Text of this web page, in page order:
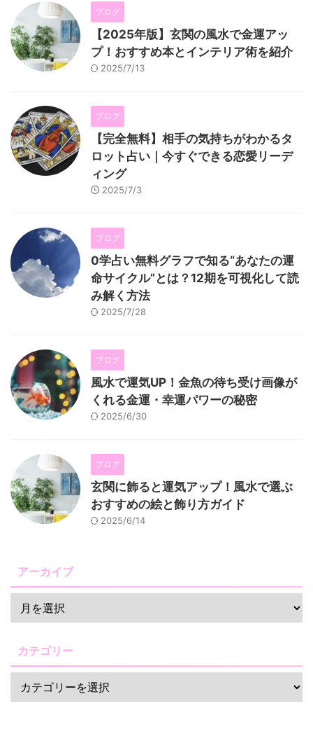
ブログ
【2025年版】玄関の風水で金運アッ
プ！おすすめ本とインテリア術を紹介
2025/7/13
ブログ
【完全無料】相手の気持ちがわかるタ
ロット占い｜今すぐできる恋愛リーデ
ィング
2025/7/3
ブログ
0学占い無料グラフで知る“あなたの運
命サイクル”とは？12期を可視化して読
み解く方法
2025/7/28
ブログ
風水で運気UP！金魚の待ち受け画像が
くれる金運・幸運パワーの秘密
2025/6/30
ブログ
玄関に飾ると運気アップ！風水で選ぶ
おすすめの絵と飾り方ガイド
2025/6/14
アーカイブ
カテゴリー